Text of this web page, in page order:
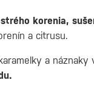
korenia,
a citrusu.
a